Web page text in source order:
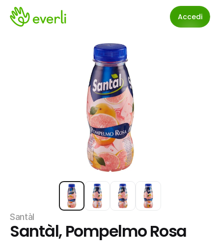
Accedi
Santàl
Santàl, Pompelmo Rosa